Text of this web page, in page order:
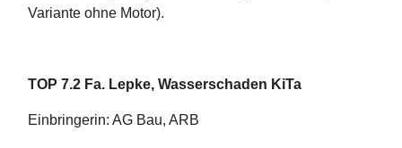
Variante ohne Motor).
TOP 7.2 Fa. Lepke, Wasserschaden KiTa
Einbringerin: AG Bau, ARB